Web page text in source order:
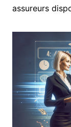
assureurs